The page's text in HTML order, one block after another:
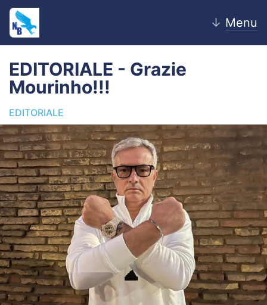
↓ Menu
News
Editoriale
Pagelle
Settore Giovanile
Lazio Women
Calciomercato
Video
EDITORIALE - Grazie
Mourinho!!!
EDITORIALE